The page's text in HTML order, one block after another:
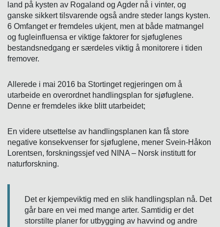
land på kysten av Rogaland og Agder nå i vinter, og
ganske sikkert tilsvarende også andre steder langs kysten.
6 Omfanget er fremdeles ukjent, men at både matmangel
og fugleinfluensa er viktige faktorer for sjøfuglenes
bestandsnedgang er særdeles viktig å monitorere i tiden
fremover.
Allerede i mai 2016 ba Stortinget regjeringen om å
utarbeide en overordnet handlingsplan for sjøfuglene.
Denne er fremdeles ikke blitt utarbeidet;
En videre utsettelse av handlingsplanen kan få store
negative konsekvenser for sjøfuglene, mener Svein-Håkon
Lorentsen, forskningssjef ved NINA – Norsk institutt for
naturforskning.
Det er kjempeviktig med en slik handlingsplan nå. Det
går bare en vei med mange arter. Samtidig er det
storstilte planer for utbygging av havvind og andre